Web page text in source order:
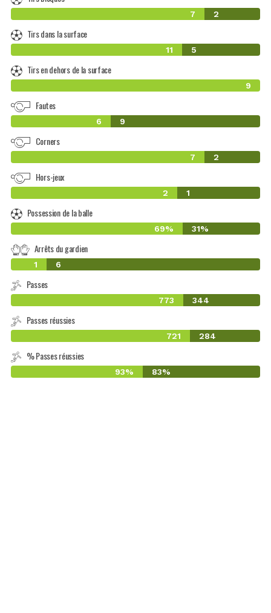
7 2
Tirs dans la surface
11 5
Tirs en dehors de la surface
9
Fautes
6 9
Corners
7 2
Hors-jeux
2 1
Possession de la balle
69% 31%
Arrêts du gardien
1 6
Passes
773 344
Passes réussies
721 284
% Passes réussies
93% 83%